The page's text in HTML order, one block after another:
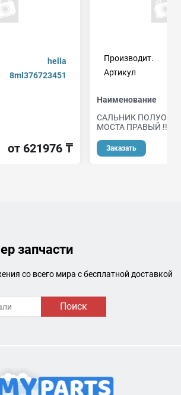
hella
8ml376723451
от 621976 ₸
Производит.
Артикул
Наименование
CАЛЬНИК ПОЛУОСИ
МОСТА ПРАВЫЙ !!!!
Заказать
запчасти
со всего мира с бесплатной доставкой
Поиск